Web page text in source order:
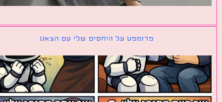
פרומפט על היחסים שלי עם הצאט